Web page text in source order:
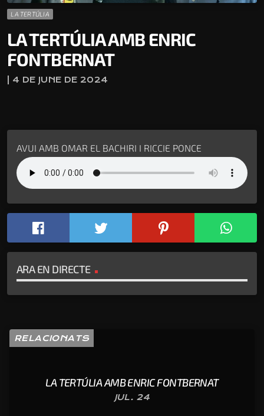
LA TERTÚLIA
LA TERTÚLIA AMB ENRIC
FONTBERNAT
| 4 DE JUNE DE 2024
AVUI AMB OMAR EL BACHIRI I RICCIE PONCE
ARA EN DIRECTE
RELACIONATS
LA TERTÚLIA AMB ENRIC FONTBERNAT
JUL. 24